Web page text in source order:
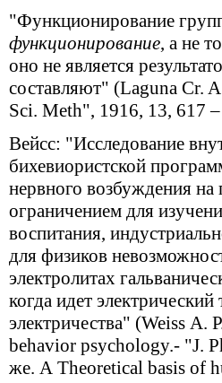
"Функционирование
функционирование, а не
оно не является
составляют" (Laguna Cr.
Sci. Meth", 1916, 13, 617
Вейсс: "Исследование
бихевиористской
нервного возбуждения
ограничением для
воспитания,
для физиков
электролитах
когда идет
электричества" (Weiss
behavior psychology.- "J.
же. А Theoretical basis of